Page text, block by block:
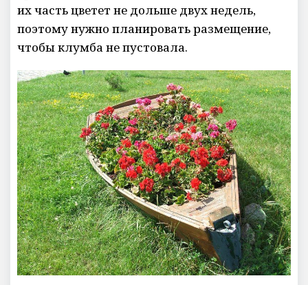
их часть цветет не дольше двух недель,
поэтому нужно планировать размещение,
чтобы клумба не пустовала.